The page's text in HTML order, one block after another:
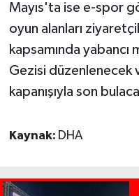
Mayıs'ta ise e-spor
oyun alanları
kapsamında
Gezisi düzenlenecek
kapanışıyla son
Kaynak: DHA